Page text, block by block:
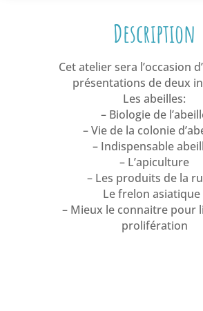
Description
Cet atelier sera l’occasion
présentations de deux
Les abeilles:
– Biologie de
– Vie de la colonie
– Indispensable
– L’apiculture
– Les produits de la
Le frelon asiatique
– Mieux le connaitre pour
prolifération